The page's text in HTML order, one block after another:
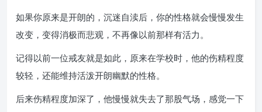
如果你原来是开朗的，沉迷自渎后，你的性格就会慢慢发生
改变，变得消极而悲观，不再像以前那样有活力。
记得以前一位戒友就是如此，原来在学校时，他的伤精程度
较轻，还能维持活泼开朗幽默的性格。
后来伤精程度加深了，他慢慢就失去了那股气场，感觉一下